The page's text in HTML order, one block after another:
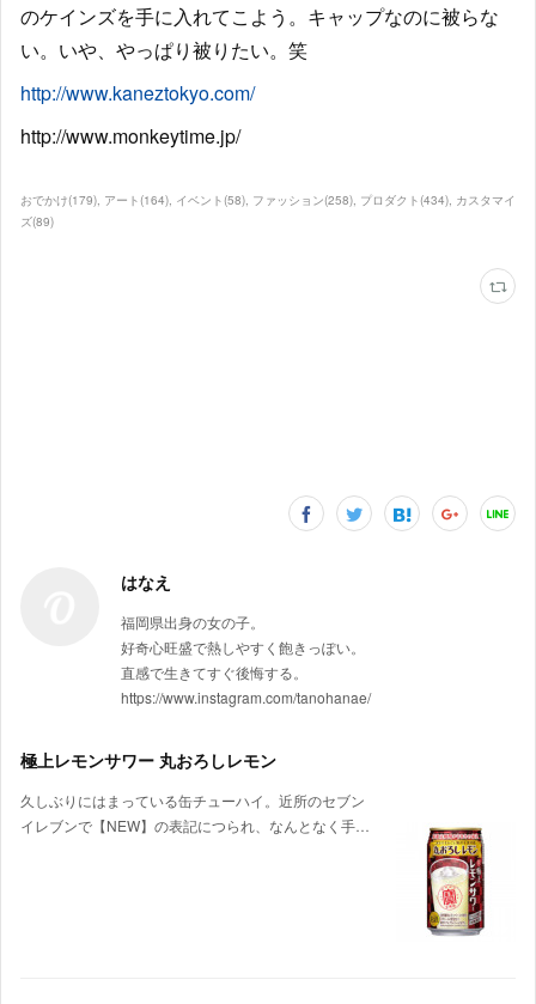
のケインズを手に入れてこよう。キャップなのに被らな
い。いや、やっぱり被りたい。笑
http://www.kaneztokyo.com/
http://www.monkeytime.jp/
おでかけ(179) アート(164) イベント(58) ファッション(258) プロダクト(434) カスタマイ
ズ(89)
はなえ
福岡県出身の女の子。
好奇心旺盛で熱しやすく飽きっぽい。
直感で生きてすぐ後悔する。
https://www.instagram.com/tanohanae/
極上レモンサワー 丸おろしレモン
久しぶりにはまっている缶チューハイ。近所のセブン
イレブンで【NEW】の表記につられ、なんとなく手…